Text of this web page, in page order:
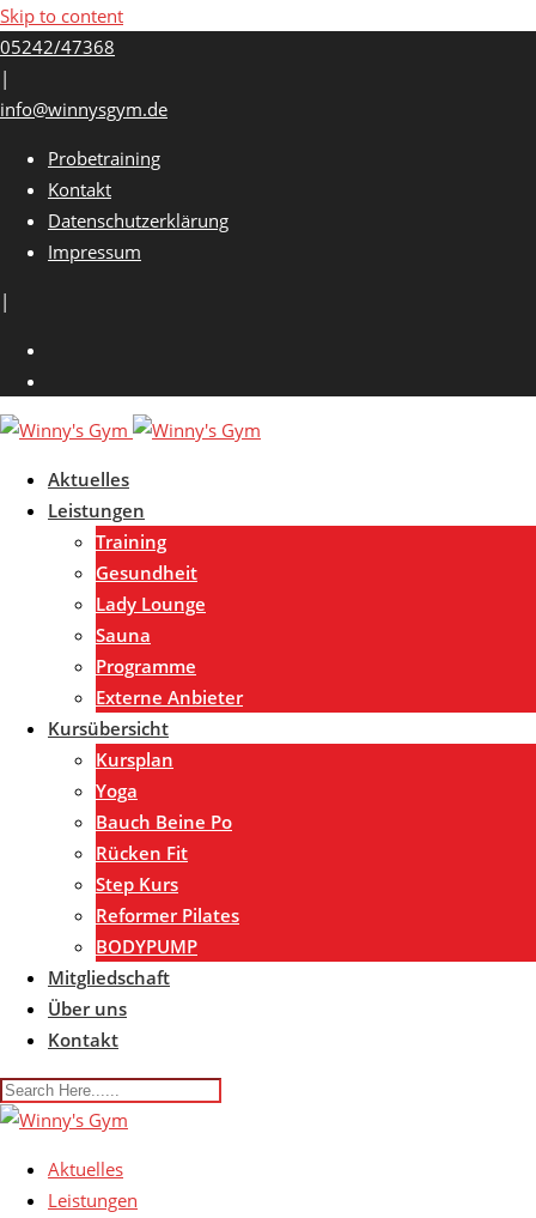
Skip to content
05242/47368
|
info@winnysgym.de
Probetraining
Kontakt
Datenschutzerklärung
Impressum
|
Aktuelles
Leistungen
Training
Gesundheit
Lady Lounge
Sauna
Programme
Externe Anbieter
Kursübersicht
Kursplan
Yoga
Bauch Beine Po
Rücken Fit
Step Kurs
Reformer Pilates
BODYPUMP
Mitgliedschaft
Über uns
Kontakt
Aktuelles
Leistungen